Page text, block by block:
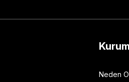
Neden